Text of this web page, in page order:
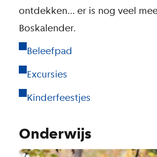
ontdekken... er is nog veel
Boskalender.
Beleefpad
Excursies
Kinderfeestjes
Onderwijs